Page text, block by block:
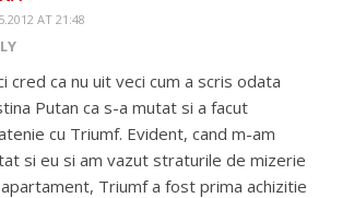
AT 21:48
cred ca nu uit veci cum a scris odata
Putan ca s-a mutat si a facut
cu Triumf. Evident, cand m-am
si eu si am vazut straturile de mizerie
Triumf a fost prima achizitie